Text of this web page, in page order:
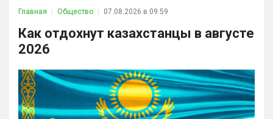
Главная Общество 07.08.2026 в 09:59
Как отдохнут казахстанцы в августе
2026